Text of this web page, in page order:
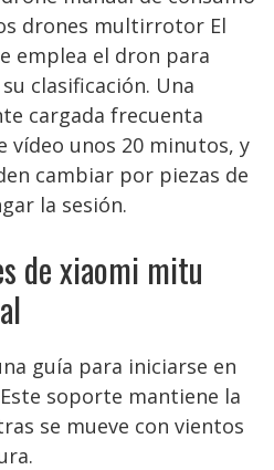
drones multirrotor El
emplea el dron para
clasificación. Una
cargada frecuenta
vídeo unos 20 minutos, y
cambiar por piezas de
la sesión.
de xiaomi mitu
guía para iniciarse en
soporte mantiene la
se mueve con vientos